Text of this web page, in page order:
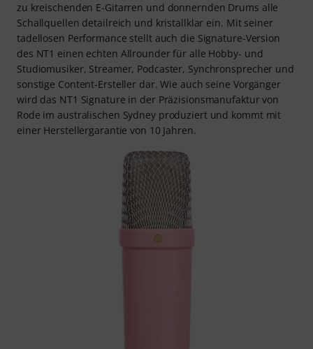
zu kreischenden E-Gitarren und donnernden Drums alle
Schallquellen detailreich und kristallklar ein. Mit seiner
tadellosen Performance stellt auch die Signature-Version
des NT1 einen echten Allrounder für alle Hobby- und
Studiomusiker, Streamer, Podcaster, Synchronsprecher und
sonstige Content-Ersteller dar. Wie auch seine Vorgänger
wird das NT1 Signature in der Präzisionsmanufaktur von
Rode im australischen Sydney produziert und kommt mit
einer Herstellergarantie von 10 Jahren.